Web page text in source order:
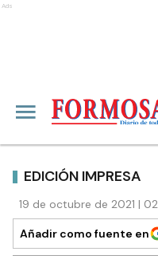
Ads
EDICIÓN IMPRESA
19 de octubre de 2021 |
Añadir como fuente en